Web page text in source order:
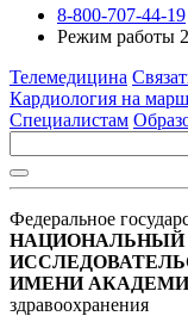
8-800-707-44-19
Режим работы
Телемедицина
Кардиология на
Специалистам
Федеральное
ИМЕНИ
здравоохранения